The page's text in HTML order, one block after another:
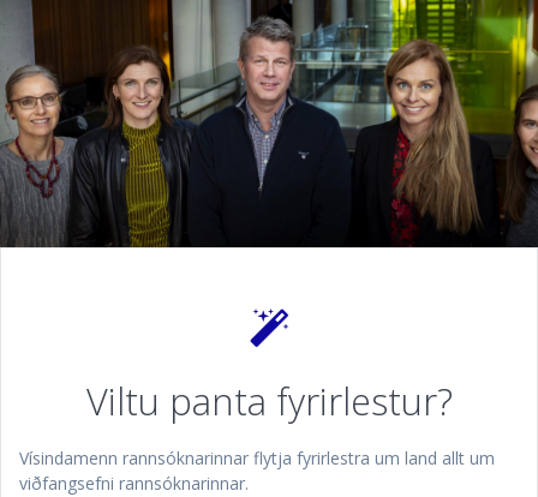
Viltu panta fyrirlestur?
Vísindamenn rannsóknarinnar flytja fyrirlestra um land allt um
viðfangsefni rannsóknarinnar.